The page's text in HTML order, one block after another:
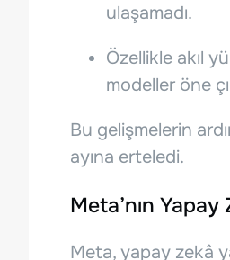
ulaşamadı.
Özellikle akıl
modeller öne
Bu gelişmelerin
ayına erteledi.
Meta’nın
Meta, yapay zekâ